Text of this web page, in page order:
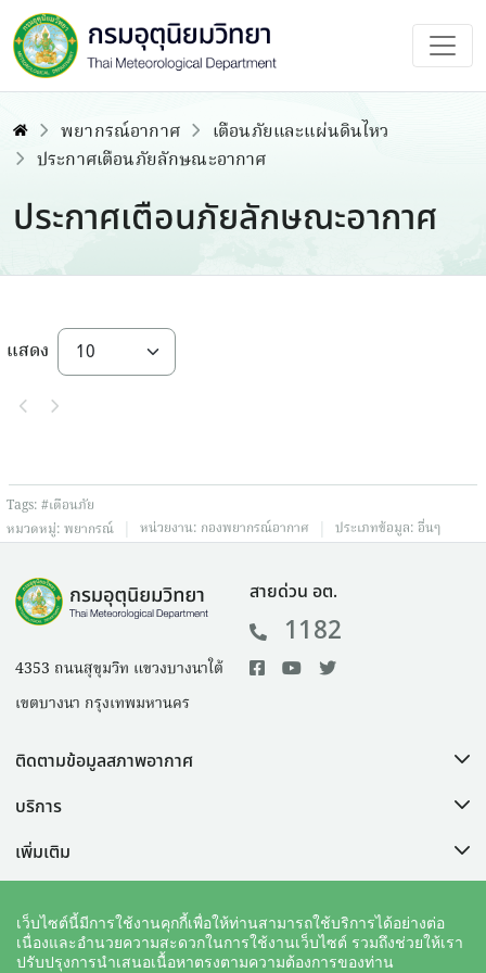
พยากรณ์อากาศ
เตือนภัยและแผ่นดินไหว
ประกาศเตือนภัยลักษณะอากาศ
ประกาศเตือนภัยลักษณะอากาศ
แสดง
Tags: #เตือนภัย
หมวดหมู่: พยากรณ์ หน่วยงาน: กองพยากรณ์อากาศ ประเภทข้อมูล: อื่นๆ
4353 ถนนสุขุมวิท แขวงบางนาใต้
เขตบางนา กรุงเทพมหานคร
สายด่วน อต.
1182
ติดตามข้อมูลสภาพอากาศ
บริการ
เพิ่มเติม
เว็บไซต์นี้มีการใช้งานคุกกี้เพื่อให้ท่านสามารถใช้บริการได้อย่างต่อ
เนื่องและอำนวยความสะดวกในการใช้งานเว็บไซต์ รวมถึงช่วยให้เรา
ปรับปรุงการนำเสนอเนื้อหาตรงตามความต้องการของท่าน